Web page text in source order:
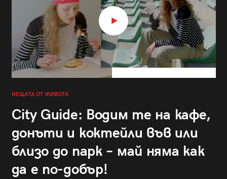
НЕЩАТА ОТ ЖИВОТА
City Guide: Водим те на кафе,
донъти и коктейли във или
близо до парк – май няма как
да е по-добър!